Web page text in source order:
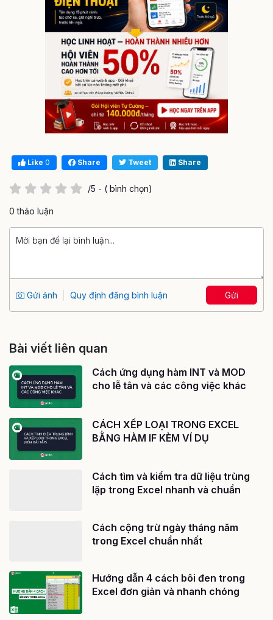
Like 0 Share Tweet Share
/5 - ( bình chọn)
0 thảo luận
Gửi ảnh Quy định đăng bình luận Gửi
Bài viết liên quan
Cách ứng dụng hàm INT và MOD
cho lễ tân và các công việc khác
CÁCH XẾP LOẠI TRONG EXCEL
BẰNG HÀM IF KÈM VÍ DỤ
Cách tìm và kiểm tra dữ liệu trùng
lặp trong Excel nhanh và chuẩn
Cách cộng trừ ngày tháng năm
trong Excel chuẩn nhất
Hướng dẫn 4 cách bôi đen trong
Excel đơn giản và nhanh chóng